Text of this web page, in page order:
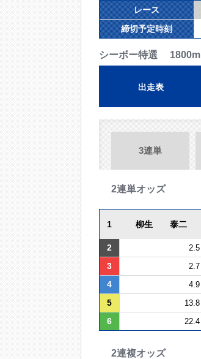
レース
締切予定時刻
シーボー特選 1800m
出走表
3連単
2連単オッズ
1 柳生 泰二
2 2.5
3 2.7
4 4.9
5 13.8
6 22.4
2連複オッズ